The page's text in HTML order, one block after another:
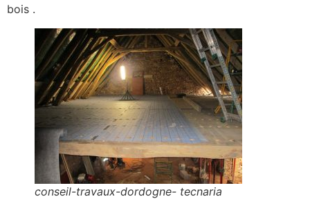
bois .
conseil-travaux-dordogne- tecnaria